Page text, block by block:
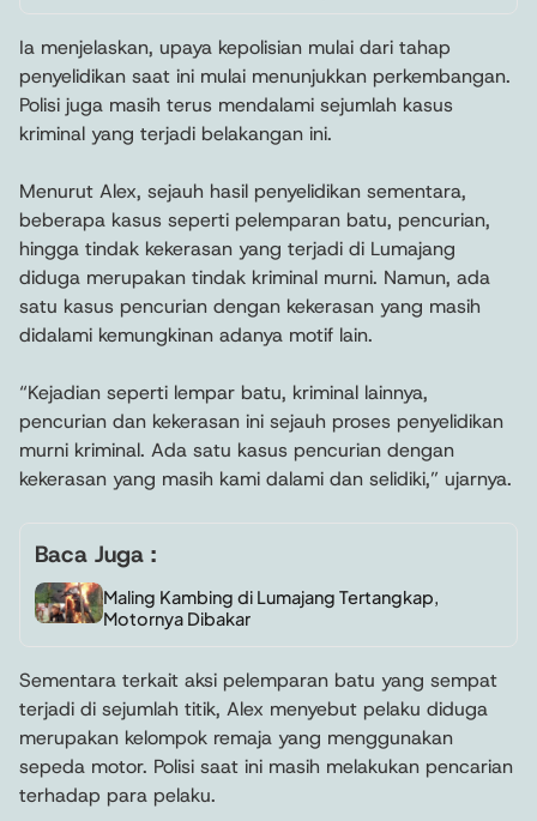
Ia menjelaskan, upaya kepolisian mulai dari tahap
penyelidikan saat ini mulai menunjukkan perkembangan.
Polisi juga masih terus mendalami sejumlah kasus
kriminal yang terjadi belakangan ini.
Menurut Alex, sejauh hasil penyelidikan sementara,
beberapa kasus seperti pelemparan batu, pencurian,
hingga tindak kekerasan yang terjadi di Lumajang
diduga merupakan tindak kriminal murni. Namun, ada
satu kasus pencurian dengan kekerasan yang masih
didalami kemungkinan adanya motif lain.
“Kejadian seperti lempar batu, kriminal lainnya,
pencurian dan kekerasan ini sejauh proses penyelidikan
murni kriminal. Ada satu kasus pencurian dengan
kekerasan yang masih kami dalami dan selidiki,” ujarnya.
Baca Juga :
Maling Kambing di Lumajang Tertangkap,
Motornya Dibakar
Sementara terkait aksi pelemparan batu yang sempat
terjadi di sejumlah titik, Alex menyebut pelaku diduga
merupakan kelompok remaja yang menggunakan
sepeda motor. Polisi saat ini masih melakukan pencarian
terhadap para pelaku.